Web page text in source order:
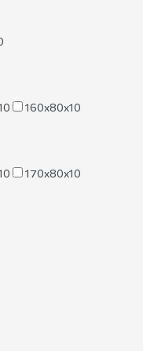
160х80х10
170х80х10